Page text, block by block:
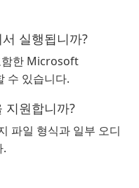
실행됩니까?
한 Microsoft
수 있습니다.
원합니까?
파일 형식과 일부 오디
.